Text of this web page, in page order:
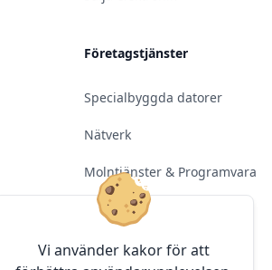
Vi använder kakor för att
Företagstjänster
Specialbyggda datorer
Nätverk
Molntjänster & Programvara
Server & Backup
Kameraövervakning